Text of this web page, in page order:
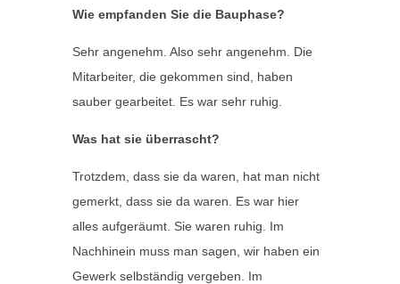
Wie empfanden Sie die Bauphase?
Sehr angenehm. Also sehr angenehm. Die
Mitarbeiter, die gekommen sind, haben
sauber gearbeitet. Es war sehr ruhig.
Was hat sie überrascht?
Trotzdem, dass sie da waren, hat man nicht
gemerkt, dass sie da waren. Es war hier
alles aufgeräumt. Sie waren ruhig. Im
Nachhinein muss man sagen, wir haben ein
Gewerk selbständig vergeben. Im